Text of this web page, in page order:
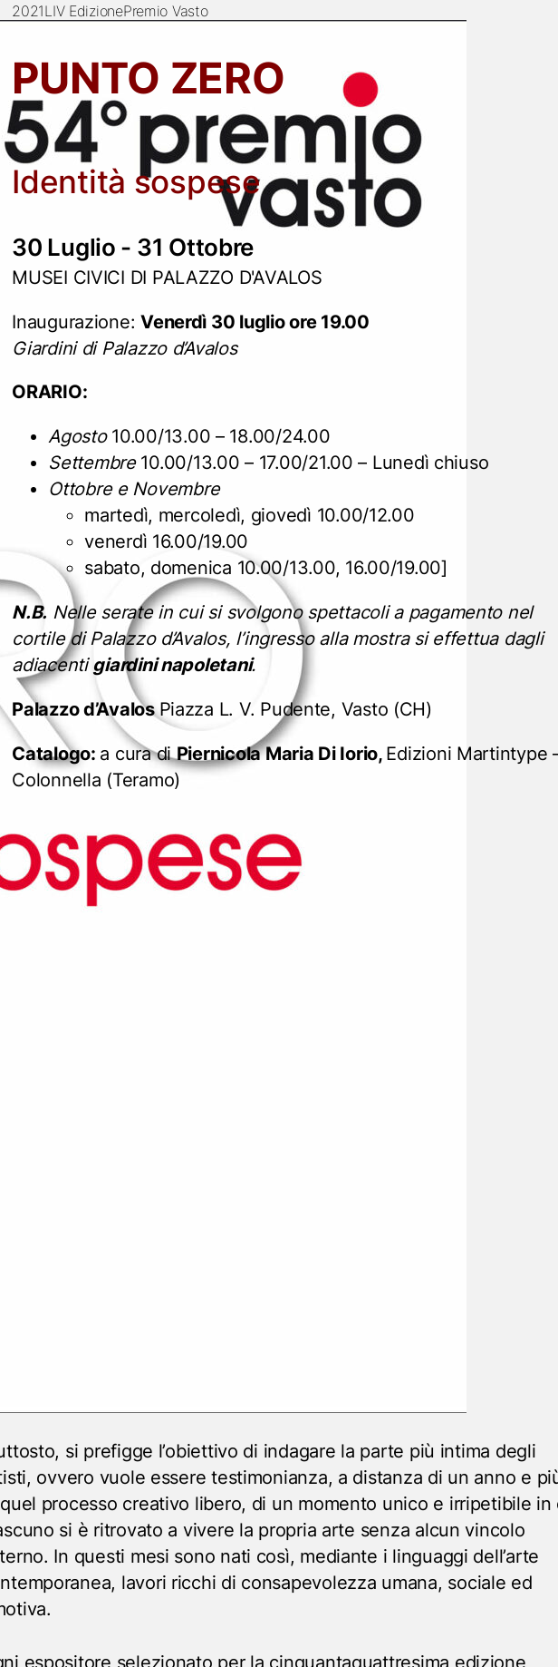
2021LIV EdizionePremio Vasto
PUNTO ZERO
Identità sospese
30 Luglio - 31 Ottobre
MUSEI CIVICI DI PALAZZO D'AVALOS
Inaugurazione:Venerdì 30 luglio ore 19.00
Giardini di Palazzo d’Avalos
ORARIO:
Agosto 10.00/13.00 – 18.00/24.00
Settembre 10.00/13.00 – 17.00/21.00 – Lunedì chiuso
Ottobre e Novembre
martedì, mercoledì, giovedì 10.00/12.00
venerdì 16.00/19.00
sabato, domenica 10.00/13.00, 16.00/19.00]
N.B. Nelle serate in cui si svolgono spettacoli a pagamento nel
cortile di Palazzo d’Avalos, l’ingresso alla mostra si effettua dagli
adiacentigiardini napoletani.
Palazzo d’AvalosPiazza L. V. Pudente, Vasto (CH)
Catalogo: a cura diPiernicola Maria Di Iorio, Edizioni Martintype
Colonnella (Teramo)
si prefigge l’obiettivo di indagare la parte più intima degli
ovvero vuole essere testimonianza, a distanza di un anno e
processo creativo libero, di un momento unico e irripetibile in
si è ritrovato a vivere la propria arte senza alcun vincolo
In questi mesi sono nati così, mediante i linguaggi dell’arte
lavori ricchi di consapevolezza umana, sociale ed